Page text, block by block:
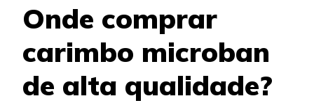
Onde comprar
carimbo microban
de alta qualidade?